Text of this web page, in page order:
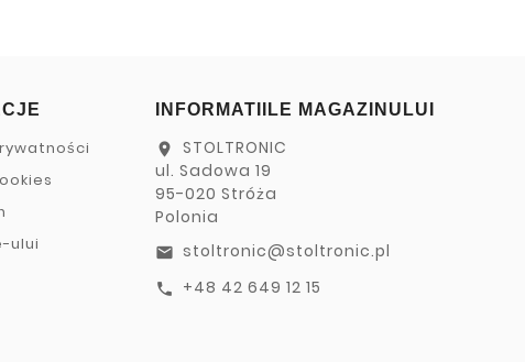
ului
INFORMATIILE MAGAZINULUI
location_on
STOLTRONIC
ul. Sadowa 19
95-020 Stróża
Polonia
email stoltronic@stoltronic.pl
call +48 42 649 12 15